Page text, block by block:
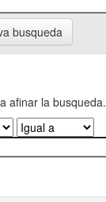
busqueda
afinar la busqueda.